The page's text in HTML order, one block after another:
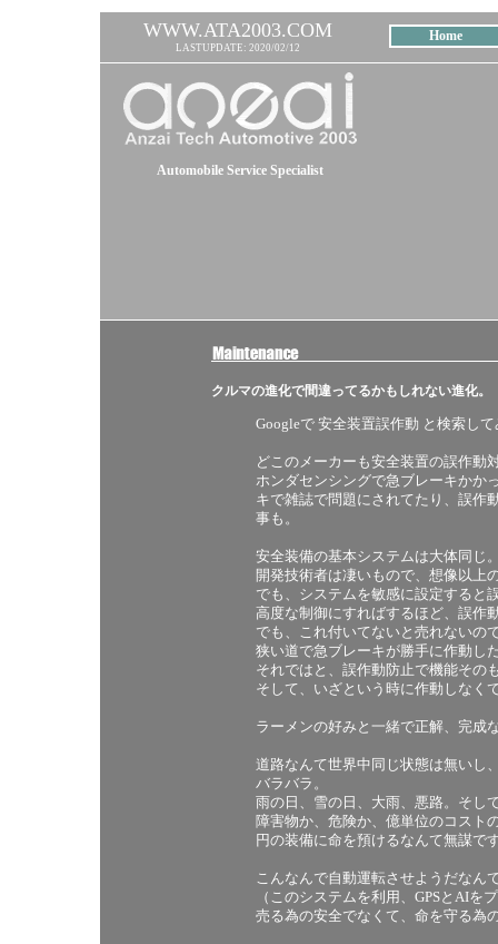
WWW.ATA2003.COM
LASTUPDATE: 2020/02/12
Home
Automobile Service Specialist
クルマの進化で間違ってるかもしれない進化。
Googleで 安全装置誤作動 と検索し
どこのメーカーも安全装置の誤作動
ホンダセンシングで急ブレーキかか
キで雑誌で問題にされてたり、誤作
事も。
安全装備の基本システムは大体同じ
開発技術者は凄いもので、想像以上
でも、システムを敏感に設定すると
高度な制御にすればするほど、誤作
でも、これ付いてないと売れないの
狭い道で急ブレーキが勝手に作動し
それではと、誤作動防止で機能その
そして、いざという時に作動しなく
ラーメンの好みと一緒で正解、完成
道路なんて世界中同じ状態は無いし
バラバラ。
雨の日、雪の日、大雨、悪路。そし
障害物か、危険か、億単位のコスト
円の装備に命を預けるなんて無謀で
こんなんで自動運転させようだなん
（このシステムを利用、GPSとAI
売る為の安全でなくて、命を守る為